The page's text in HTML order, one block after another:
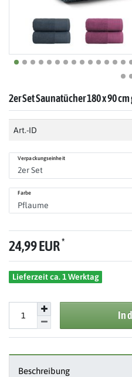
2er Set Saunatücher 180 x 90
Art.-ID
Verpackungseinheit
Farbe
24,99 EUR*
Lieferzeit ca. 1 Werktag
In
Beschreibung